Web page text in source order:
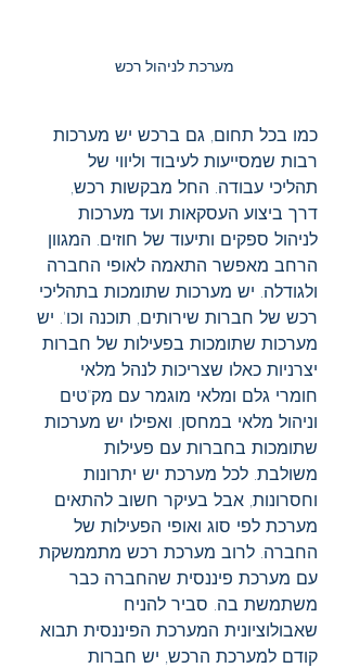
מערכת לניהול רכש
כמו בכל תחום, גם ברכש יש מערכות
רבות שמסייעות לעיבוד וליווי של
תהליכי עבודה. החל מבקשות רכש,
דרך ביצוע העסקאות ועד מערכות
לניהול ספקים ותיעוד של חוזים. המגוון
הרחב מאפשר התאמה לאופי החברה
ולגודלה. יש מערכות שתומכות בתהליכי
רכש של חברות שירותים, תוכנה וכו'. יש
מערכות שתומכות בפעילות של חברות
יצרניות כאלו שצריכות לנהל מלאי
חומרי גלם ומלאי מוגמר עם מק"טים
וניהול מלאי במחסן. ואפילו יש מערכות
שתומכות בחברות עם פעילות
משולבת. לכל מערכת יש יתרונות
וחסרונות, אבל בעיקר חשוב להתאים
מערכת לפי סוג ואופי הפעילות של
החברה. לרוב מערכת רכש מתממשקת
עם מערכת פיננסית שהחברה כבר
משתמשת בה. סביר להניח
שאבולוציונית המערכת הפיננסית תבוא
קודם למערכת הרכש, יש חברות